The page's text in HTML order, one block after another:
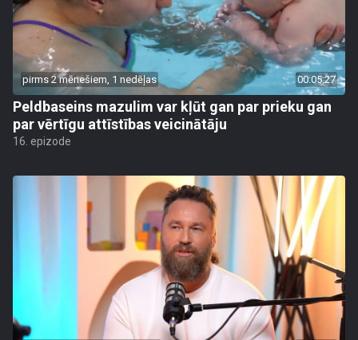
pirms 2 mēnešiem, 1 nedēļas 00:05:27
Peldbaseins mazulim var kļūt gan par prieku gan
par vērtīgu attīstības veicinātāju
16. epizode